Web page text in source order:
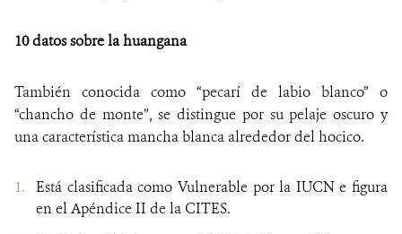
10 datos sobre la huangana
También conocida como “pecarí de labio blanco” o
“chancho de monte”, se distingue por su pelaje oscuro y
una característica mancha blanca alrededor del hocico.
Está clasificada como Vulnerable por la IUCN e figura
en el Apéndice II de la CITES.